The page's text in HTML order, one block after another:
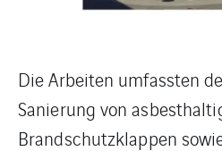
Die Arbeiten umfassten
Sanierung von
Brandschutzklappen